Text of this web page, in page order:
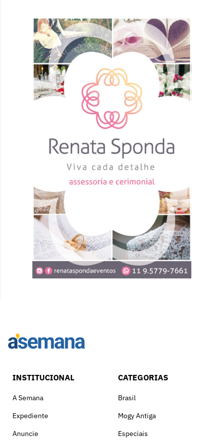
INSTITUCIONAL
A Semana
Expediente
Anuncie
CATEGORIAS
Brasil
Mogy Antiga
Especiais